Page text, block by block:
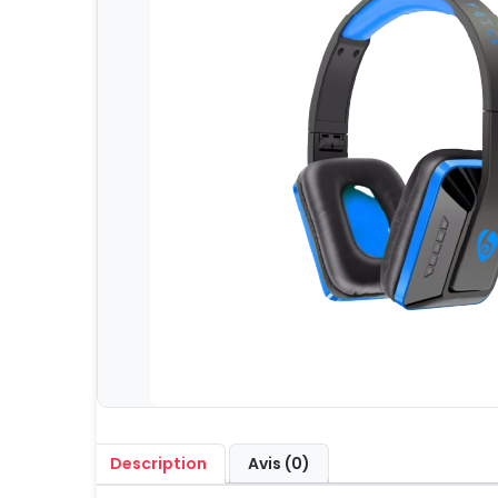
Description Avis (0)